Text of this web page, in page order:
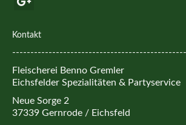
Kontakt
Fleischerei Benno Gremler
Eichsfelder Spezialitäten & Partyservice
Neue Sorge 2
37339 Gernrode / Eichsfeld